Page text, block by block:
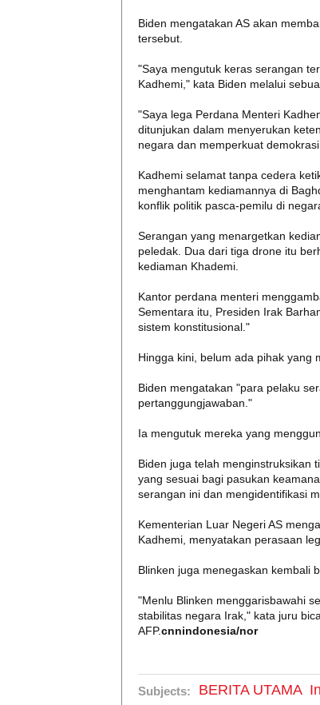
Biden mengatakan AS akan
tersebut.
"Saya mengutuk keras serangan
Kadhemi," kata Biden melalui
"Saya lega Perdana Menteri
ditunjukan dalam menyerukan
negara dan memperkuat
Kadhemi selamat tanpa cedera
menghantam kediamannya di
konflik politik pasca-pemilu di
Serangan yang menargetkan
peledak. Dua dari tiga drone itu
kediaman Khademi.
Kantor perdana menteri
Sementara itu, Presiden Irak
sistem konstitusional."
Hingga kini, belum ada pihak yang
Biden mengatakan "para pelaku
pertanggungjawaban."
Ia mengutuk mereka yang
Biden juga telah menginstruksikan
yang sesuai bagi pasukan
serangan ini dan mengidentifikasi
Kementerian Luar Negeri AS
Kadhemi, menyatakan perasaan
Blinken juga menegaskan kembali
"Menlu Blinken menggarisbawahi
stabilitas negara Irak," kata juru
AFP.cnnindonesia/nor
Subjects: BERITA UTAMA